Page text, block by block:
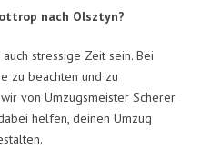
nach Olsztyn?
stressige Zeit sein. Bei
zu beachten und zu
von Umzugsmeister Scherer
helfen, deinen Umzug